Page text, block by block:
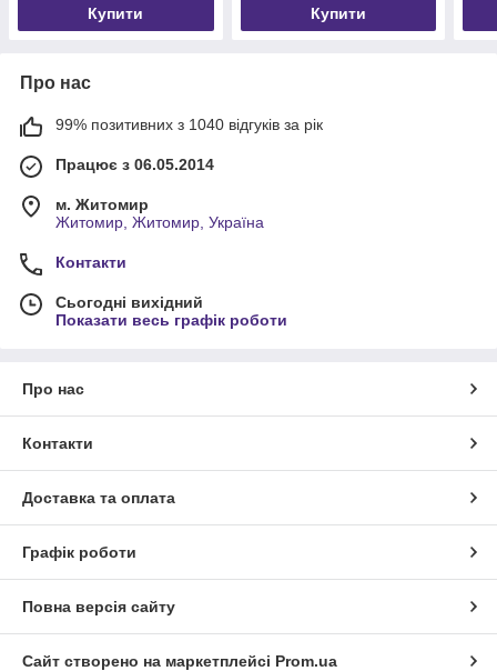
Купити Купити
Про нас
99% позитивних з 1040 відгуків за рік
Працює з 06.05.2014
м. Житомир
Житомир, Житомир, Україна
Контакти
Сьогодні вихідний
Показати весь графік роботи
Про нас
Контакти
Доставка та оплата
Графік роботи
Повна версія сайту
Сайт створено на маркетплейсі Prom.ua